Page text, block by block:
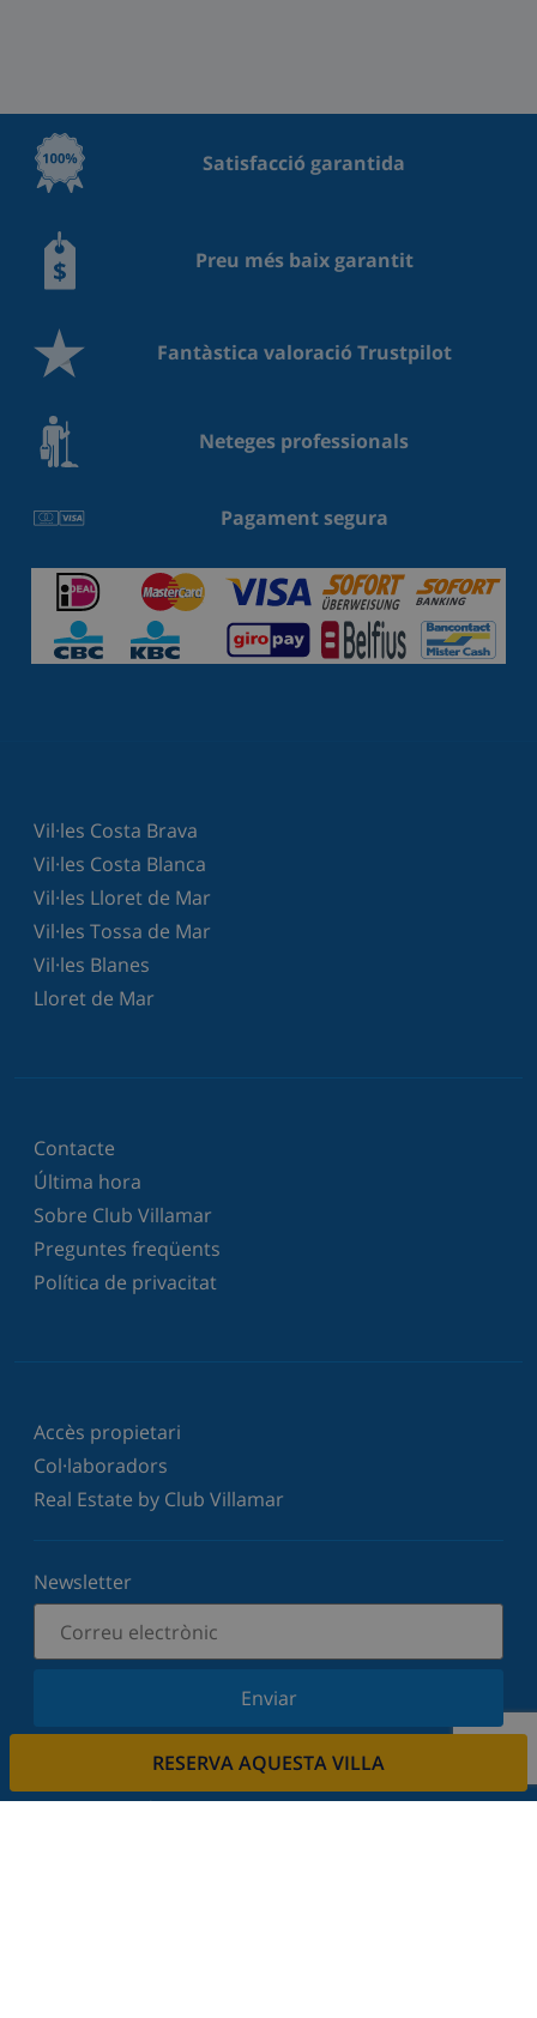
RESERVA AQUESTA VILLA
Satisfacció garantida
Preu més baix garantit
Fantàstica valoració Trustpilot
Neteges professionals
Pagament segura
Vil·les Costa Brava
Vil·les Costa Blanca
Vil·les Lloret de Mar
Vil·les Tossa de Mar
Vil·les Blanes
Lloret de Mar
Contacte
Última hora
Sobre Club Villamar
Preguntes freqüents
Política de privacitat
Accès propietari
Col·laboradors
Real Estate by Club Villamar
Newsletter
Enviar
Subscriu-vos al nostre butlletí i estigues informat
de les últimes novetats i ofertes. Respectem la
vostra privadesa.